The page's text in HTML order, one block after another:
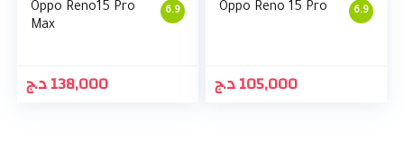
6.9
Oppo Reno15 Pro
Max
138,000د.ج
6.9
Oppo Reno 15 Pro
105,000د.ج